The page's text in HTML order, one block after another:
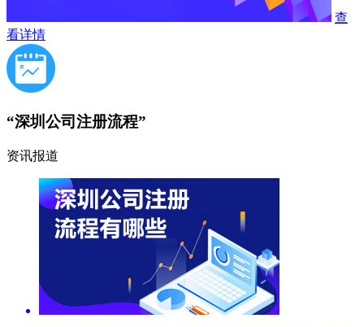
查
看详情
“深圳公司注册流程”
资讯报道